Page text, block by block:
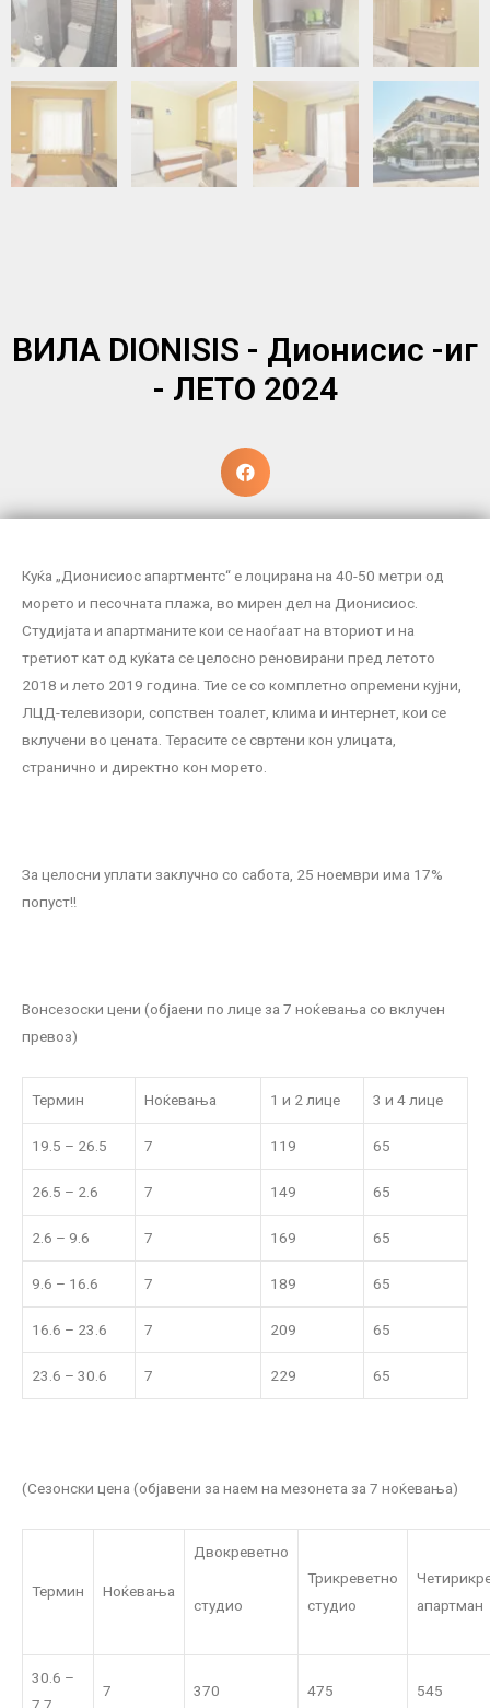
ВИЛА DIONISIS - Дионисис -иг
- ЛЕТО 2024
Куќа „Дионисиос апартментс“ е лоцирана на 40-50 метри од
морето и песочната плажа, во мирен дел на Дионисиос.
Студијата и апартманите кои се наоѓаат на вториот и на
третиот кат од куќата се целосно реновирани пред летото
2018 и лето 2019 година. Тие се со комплетно опремени кујни,
ЛЦД-телевизори, сопствен тоалет, клима и интернет, кои се
вклучени во цената. Терасите се свртени кон улицата,
странично и директно кон морето.
За целосни уплати заклучно со сабота, 25 ноември има 17%
попуст!!
Вонсезоски цени (објаени по лице за 7 ноќевања со вклучен
превоз)
Термин Ноќевања 1 и 2 лице 3 и 4 лице
19.5 – 26.5 7 119 65
26.5 – 2.6 7 149 65
2.6 – 9.6 7 169 65
9.6 – 16.6 7 189 65
16.6 – 23.6 7 209 65
23.6 – 30.6 7 229 65
(Сезонски цена (објавени за наем на мезонета за 7 ноќевања)
Термин Ноќевања
Двокреветно
студио
Трикреветно
студио
апартман
30.6 –
7 370 475 545